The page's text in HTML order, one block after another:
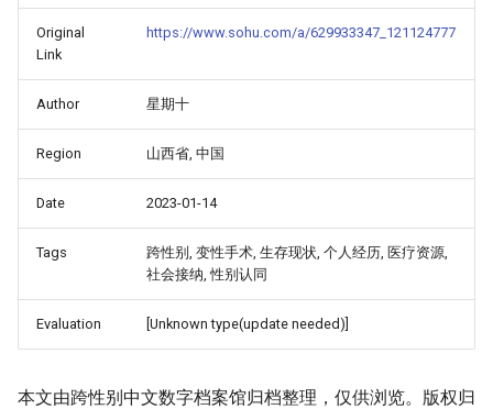
Original
Link
https://www.sohu.com/a/629933347_121124777
Author 星期十
Region 山西省, 中国
Date 2023-01-14
Tags
跨性别, 变性手术, 生存现状, 个人经历, 医疗资源,
社会接纳, 性别认同
Evaluation [Unknown type(update needed)]
本文由跨性别中文数字档案馆归档整理，仅供浏览。版权归